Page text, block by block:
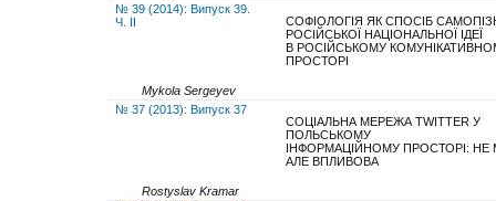
№ 39 (2014): Випуск 39.
Ч. ІІ
СОФІОЛОГІЯ ЯК СПОСІБ
РОСІЙСЬКОЇ НАЦІОНАЛЬНОЇ ІДЕЇ
В РОСІЙСЬКОМУ
ПРОСТОРІ
Mykola Sergeyev
№ 37 (2013): Випуск 37
СОЦІАЛЬНА МЕРЕЖА TWITTER У
ПОЛЬСЬКОМУ
ІНФОРМАЦІЙНОМУ ПРОСТОРІ: НЕ
АЛЕ ВПЛИВОВА
Rostyslav Kramar